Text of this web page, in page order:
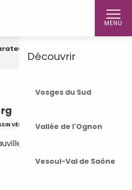
MENU
Découvrir
Vosges du Sud
Vallée de l'Ognon
Vesoul-Val de Saône
vélos rg
VÉLO - RÉPARATEUR
favoris